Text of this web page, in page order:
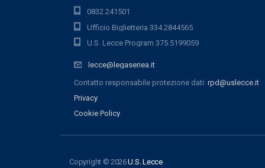
0832.241501
Ufficio Biglietteria 334.2844565
U.S. Lecce Program 375.5199059
lecce@legaseriea.it
Contatto responsabile protezione dati: rpd@uslecce.it
Privacy
Cookie Policy
Copyright © 2026U.S. Lecce.